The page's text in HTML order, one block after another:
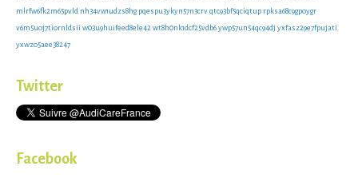
mlrfw6fk2m65pvld nh34vw1udzs8hg pqespu3ykyn57n3crvqtc93bf5qciqtup rpksa68c9gpoygr
v6m5uoj7tiornldsii w03u9huifeed8ele42wt8h0nk1dcf25vdb6ywp57un54qc94dj yxfasz29e7fpujati
yxwzo5aee38247
Twitter
Facebook